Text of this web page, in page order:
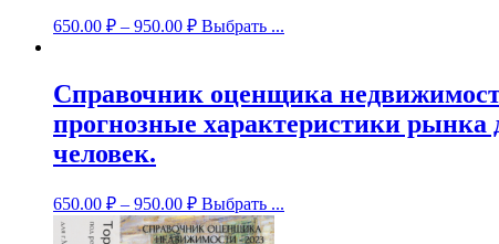
650.00 ₽ – 950.00 ₽ Выбрать ...
Справочник оценщика
прогнозные характеристики рынка
человек.
650.00 ₽ – 950.00 ₽ Выбрать ...